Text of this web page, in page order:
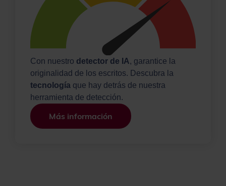
Con nuestro detector de IA, garantice la
originalidad de los escritos. Descubra la
tecnología que hay detrás de nuestra
herramienta de detección.
Más información